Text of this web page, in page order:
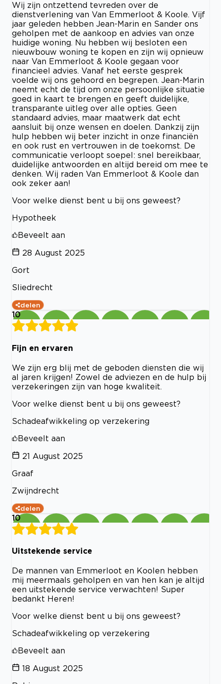
Wij zijn ontzettend tevreden over de
dienstverlening van Van Emmerloot & Koole. Vijf
jaar geleden hebben Jean-Marin en Sander ons
geholpen met de aankoop en advies van onze
huidige woning. Nu hebben wij besloten een
nieuwbouw woning te kopen en zijn wij opnieuw
naar Van Emmerloot & Koole gegaan voor
financieel advies. Vanaf het eerste gesprek
voelde wij ons gehoord en begrepen. Jean-Marin
neemt echt de tijd om onze persoonlijke situatie
goed in kaart te brengen en geeft duidelijke,
transparante uitleg over alle opties. Geen
standaard advies, maar maatwerk dat echt
aansluit bij onze wensen en doelen. Dankzij zijn
hulp hebben wij beter inzicht in onze financiën
en ook rust en vertrouwen in de toekomst. De
communicatie verloopt soepel: snel bereikbaar,
duidelijke antwoorden en altijd bereid om mee te
denken. Wij raden Van Emmerloot & Koole dan
ook zeker aan!
Voor welke dienst bent u bij ons geweest?
Hypotheek
Beveelt aan
28 August 2025
Gort
Sliedrecht
delen
10
Fijn en ervaren
We zijn erg blij met de geboden diensten die wij
al jaren krijgen! Zowel de adviezen en de hulp bij
verzekeringen zijn van hoge kwaliteit.
Voor welke dienst bent u bij ons geweest?
Schadeafwikkeling op verzekering
Beveelt aan
21 August 2025
Graaf
Zwijndrecht
delen
10
Uitstekende service
De mannen van Emmerloot en Koolen hebben
mij meermaals geholpen en van hen kan je altijd
een uitstekende service verwachten! Super
bedankt Heren!
Voor welke dienst bent u bij ons geweest?
Schadeafwikkeling op verzekering
Beveelt aan
18 August 2025